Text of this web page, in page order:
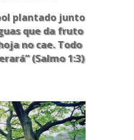
plantado junto
que da fruto
no cae. Todo
(Salmo 1:3)